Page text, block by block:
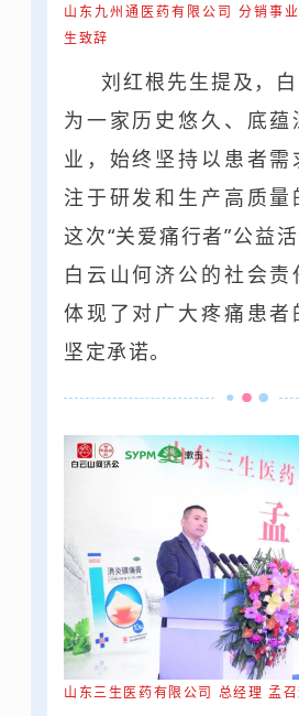
山东九州通医药有限公司 分销事
生致辞
刘红根先生提及，白
为一家历史悠久、底蕴
业，始终坚持以患者需
注于研发和生产高质量
这次“关爱痛行者”公益
白云山何济公的社会责
体现了对广大疼痛患者
坚定承诺。
山东三生医药有限公司 总经理 孟